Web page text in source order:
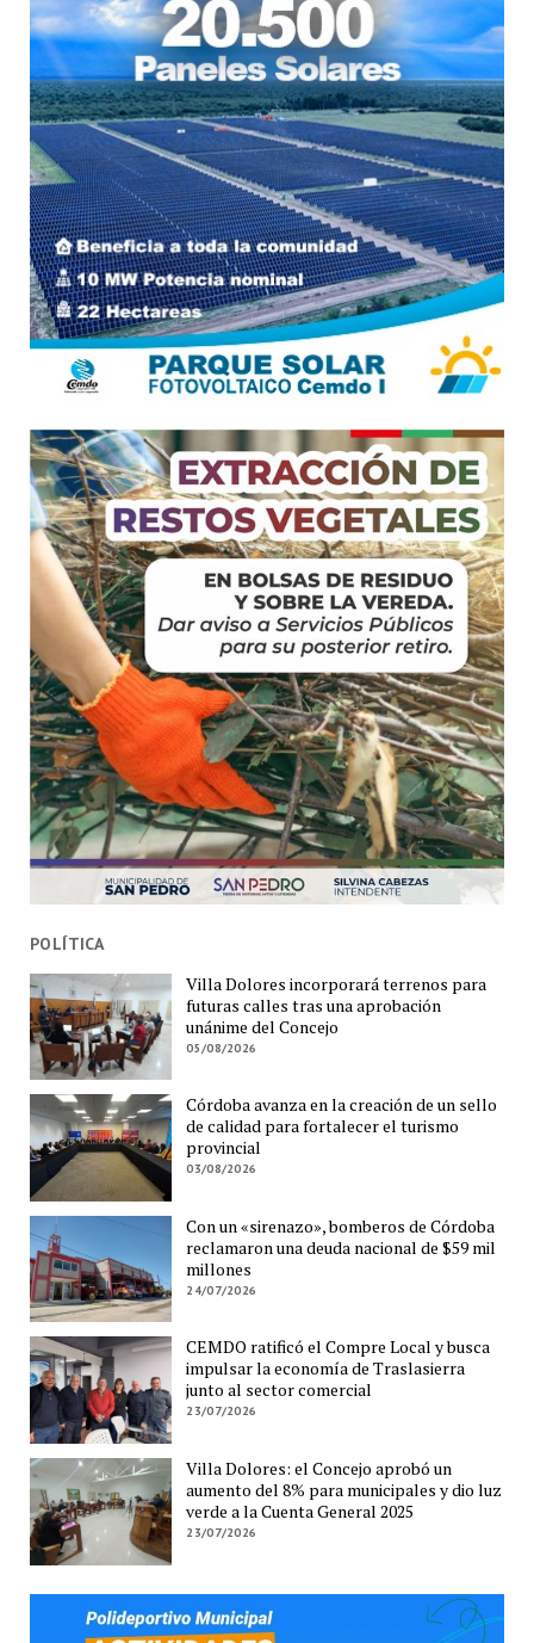
POLÍTICA
Villa Dolores incorporará terrenos para
futuras calles tras una aprobación
unánime del Concejo
05/08/2026
Córdoba avanza en la creación de un sello
de calidad para fortalecer el turismo
provincial
03/08/2026
Con un «sirenazo», bomberos de Córdoba
reclamaron una deuda nacional de $59 mil
millones
24/07/2026
CEMDO ratificó el Compre Local y busca
impulsar la economía de Traslasierra
junto al sector comercial
23/07/2026
Villa Dolores: el Concejo aprobó un
aumento del 8% para municipales y dio luz
verde a la Cuenta General 2025
23/07/2026